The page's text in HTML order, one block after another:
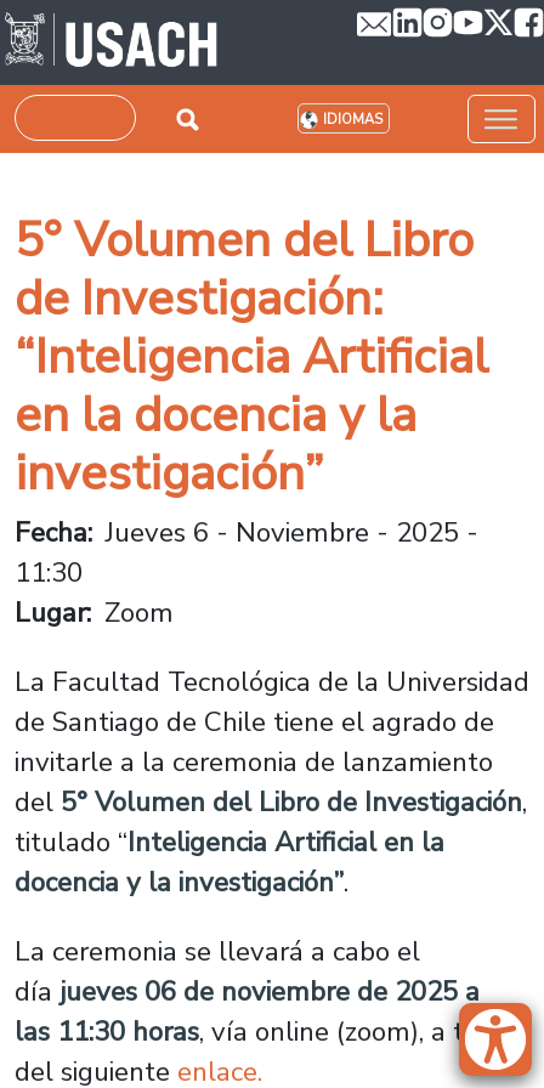
Pasar al contenido principal
Buscar IDIOMAS
5° Volumen del Libro
de Investigación:
“Inteligencia Artificial
en la docencia y la
investigación”
Fecha Jueves 6 - Noviembre - 2025 -
11:30
Lugar Zoom
La Facultad Tecnológica de la Universidad
de Santiago de Chile tiene el agrado de
invitarle a la ceremonia de lanzamiento
del 5° Volumen del Libro de Investigación,
titulado “Inteligencia Artificial en la
docencia y la investigación”.
La ceremonia se llevará a cabo el
día jueves 06 de noviembre de 2025 a
las 11:30 horas, vía online (zoom), a través
del siguiente enlace.